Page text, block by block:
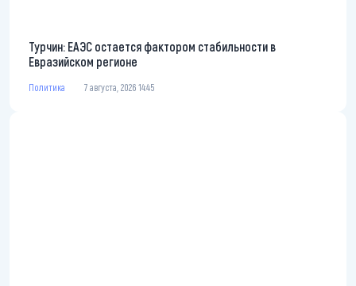
Турчин: ЕАЭС остается фактором стабильности в
Евразийском регионе
Политика 7 августа, 2026 14:45